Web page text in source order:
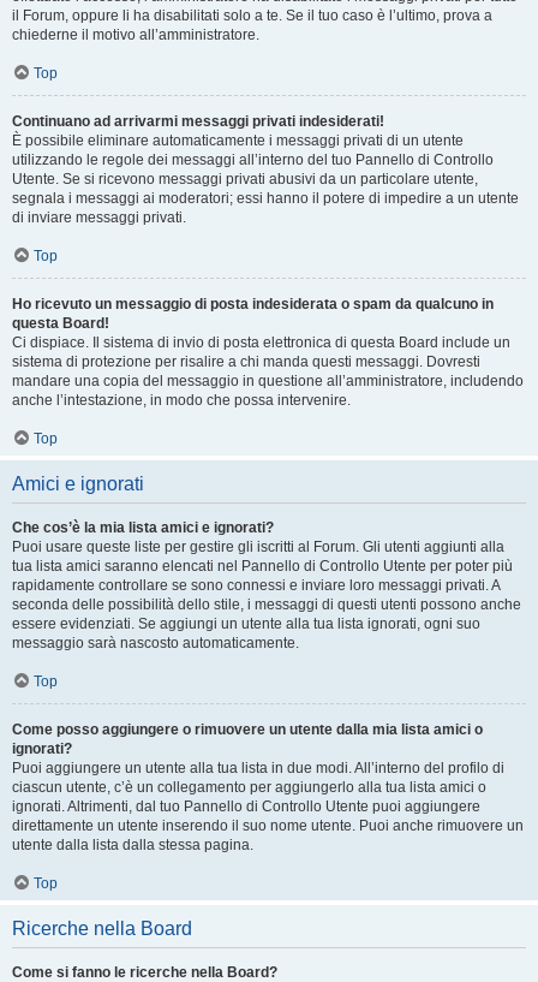
il Forum, oppure li ha disabilitati solo a te. Se il tuo caso è l’ultimo, prova a
chiederne il motivo all’amministratore.
Top
Continuano ad arrivarmi messaggi privati indesiderati!
È possibile eliminare automaticamente i messaggi privati ​​di un utente
utilizzando le regole dei messaggi all’interno del tuo Pannello di Controllo
Utente. Se si ricevono messaggi privati ​​abusivi da un particolare utente,
segnala i messaggi ai moderatori; essi hanno il potere di impedire a un utente
di inviare messaggi privati​​.
Top
Ho ricevuto un messaggio di posta indesiderata o spam da qualcuno in
questa Board!
Ci dispiace. Il sistema di invio di posta elettronica di questa Board include un
sistema di protezione per risalire a chi manda questi messaggi. Dovresti
mandare una copia del messaggio in questione all’amministratore, includendo
anche l’intestazione, in modo che possa intervenire.
Top
Amici e ignorati
Che cos’è la mia lista amici e ignorati?
Puoi usare queste liste per gestire gli iscritti al Forum. Gli utenti aggiunti alla
tua lista amici saranno elencati nel Pannello di Controllo Utente per poter più
rapidamente controllare se sono connessi e inviare loro messaggi privati. A
seconda delle possibilità dello stile, i messaggi di questi utenti possono anche
essere evidenziati. Se aggiungi un utente alla tua lista ignorati, ogni suo
messaggio sarà nascosto automaticamente.
Top
Come posso aggiungere o rimuovere un utente dalla mia lista amici o
ignorati?
Puoi aggiungere un utente alla tua lista in due modi. All’interno del profilo di
ciascun utente, c’è un collegamento per aggiungerlo alla tua lista amici o
ignorati. Altrimenti, dal tuo Pannello di Controllo Utente puoi aggiungere
direttamente un utente inserendo il suo nome utente. Puoi anche rimuovere un
utente dalla lista dalla stessa pagina.
Top
Ricerche nella Board
Come si fanno le ricerche nella Board?